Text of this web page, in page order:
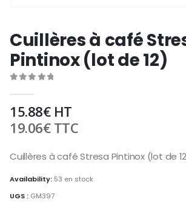
Cuillères à café
Pintinox (lot de 12)
15.88€HT
19.06€TTC
Cuillères à café Stresa Pintinox (lot de
Availability: 53 en stock
UGS : GM397